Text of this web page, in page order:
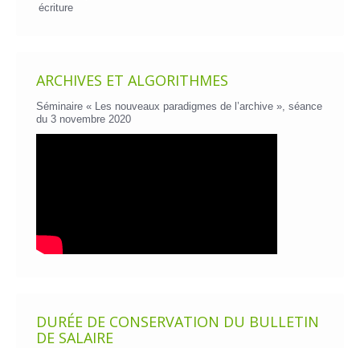
écriture
ARCHIVES ET ALGORITHMES
Séminaire « Les nouveaux paradigmes de l’archive », séance
du 3 novembre 2020
DURÉE DE CONSERVATION DU BULLETIN
DE SALAIRE